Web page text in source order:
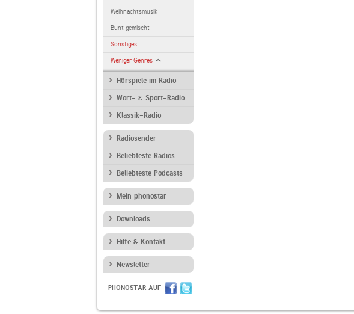
Weihnachtsmusik
Bunt gemischt
Sonstiges
Weniger Genres
Hörspiele im Radio
Wort- & Sport-Radio
Klassik-Radio
Radiosender
Beliebteste Radios
Beliebteste Podcasts
Mein phonostar
Downloads
Hilfe & Kontakt
Newsletter
PHONOSTAR AUF